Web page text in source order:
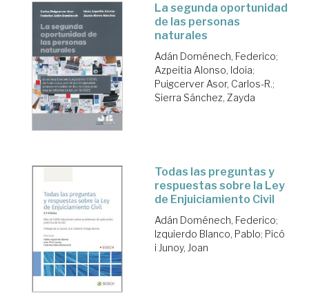
La segunda oportunidad
de las personas
naturales
Adán Doménech, Federico;
Azpeitia Alonso, Idoia;
Puigcerver Asor, Carlos-R.;
Sierra Sánchez, Zayda
Todas las preguntas y
respuestas sobre la Ley
de Enjuiciamiento Civil
Adán Doménech, Federico;
Izquierdo Blanco, Pablo; Picó
i Junoy, Joan